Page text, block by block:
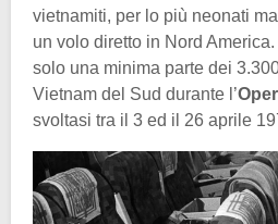
vietnamiti, per lo più neonati
un volo diretto in Nord
solo una minima parte dei
Vietnam del Sud durante l’
svoltasi tra il 3 ed il 26 aprile